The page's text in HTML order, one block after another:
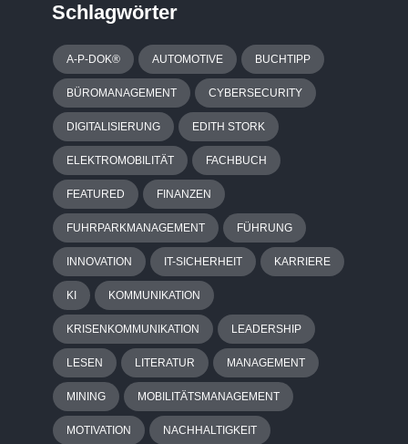
Schlagwörter
A-P-DOK® AUTOMOTIVE BUCHTIPP
BÜROMANAGEMENT CYBERSECURITY
DIGITALISIERUNG EDITH STORK
ELEKTROMOBILITÄT FACHBUCH
FEATURED FINANZEN
FUHRPARKMANAGEMENT FÜHRUNG
INNOVATION IT-SICHERHEIT KARRIERE
KI KOMMUNIKATION
KRISENKOMMUNIKATION LEADERSHIP
LESEN LITERATUR MANAGEMENT
MINING MOBILITÄTSMANAGEMENT
MOTIVATION NACHHALTIGKEIT